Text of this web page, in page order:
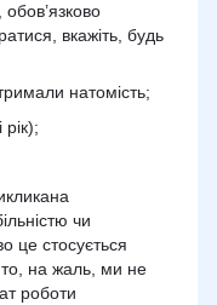
вкажіть, будь
натомість;
чи
це стосується
то, на жаль, ми не
роботи